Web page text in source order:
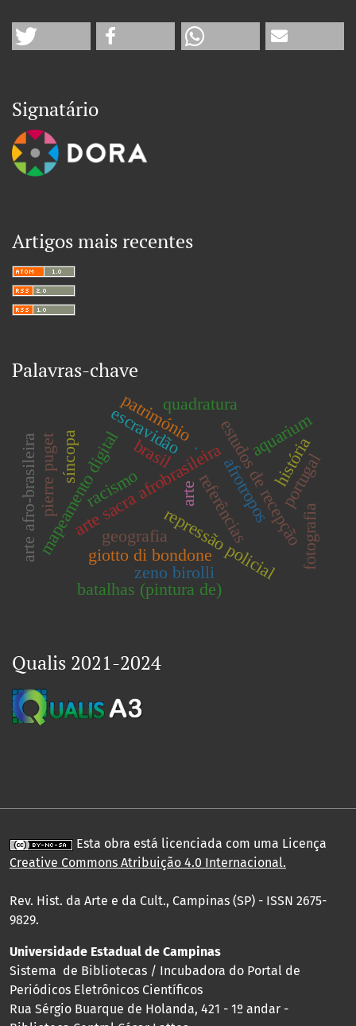
Signatário
Artigos mais recentes
Palavras-chave
referências
arte sacra afrobrasileira
mapeamento digital estudos de recepção
racismo
repressão policial
giotto di bondone
zeno birolli
pierre puget
fotografia
escravidão.
portugal
património aquarium
arte afro-brasileira afrotropos
síncopa história
batalhas (pintura de)
geografia
quadratura
arte
brasil
Qualis 2021-2024
Esta obra está licenciada com uma Licença
Creative Commons Atribuição 4.0 Internacional.
Rev. Hist. da Arte e da Cult., Campinas (SP) - ISSN 2675-
9829.
Universidade Estadual de Campinas
Sistema de Bibliotecas / Incubadora do Portal de
Periódicos Eletrônicos Científicos
Rua Sérgio Buarque de Holanda, 421 - 1º andar -